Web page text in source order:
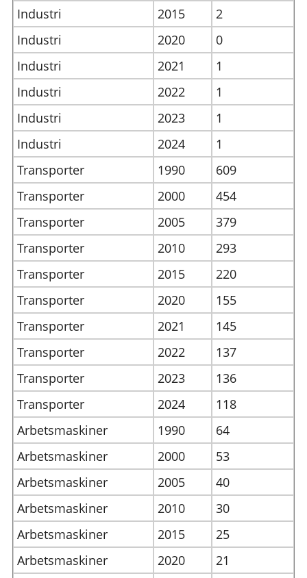
Industri
2015
2
Industri
2020
0
Industri
2021
1
Industri
2022
1
Industri
2023
1
Industri
2024
1
Transporter
1990
609
Transporter
2000
454
Transporter
2005
379
Transporter
2010
293
Transporter
2015
220
Transporter
2020
155
Transporter
2021
145
Transporter
2022
137
Transporter
2023
136
Transporter
2024
118
Arbetsmaskiner
1990
64
Arbetsmaskiner
2000
53
Arbetsmaskiner
2005
40
Arbetsmaskiner
2010
30
Arbetsmaskiner
2015
25
Arbetsmaskiner
2020 21